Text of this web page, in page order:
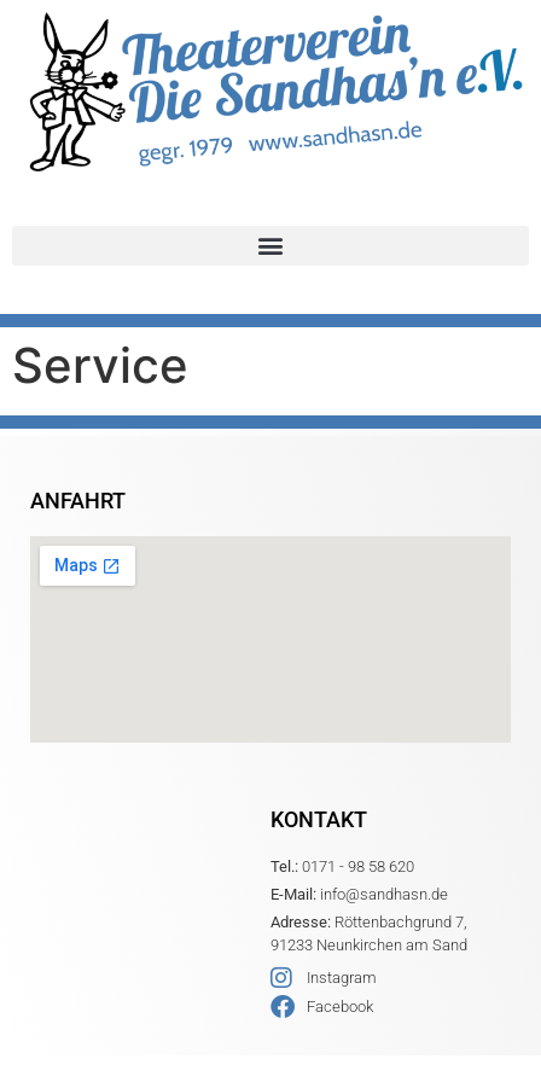
Service
ANFAHRT
KONTAKT
Tel.: 0171 - 98 58 620
E-Mail: info@sandhasn.de
Adresse: Röttenbachgrund 7,
91233 Neunkirchen am Sand
Instagram
Facebook